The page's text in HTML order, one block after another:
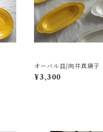
オーバル皿/向井真璃子
¥3,300